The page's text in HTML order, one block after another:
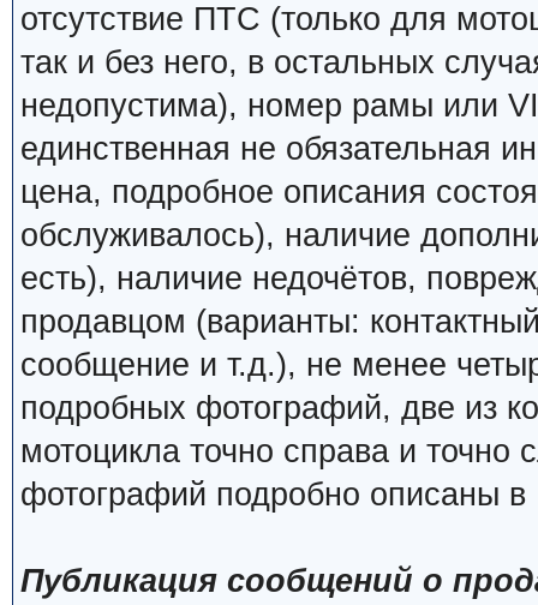
отсутствие ПТС (только для
так и без него, в остальных
недопустима), номер рамы или
единственная не обязательная
цена, подробное описания
обслуживалось), наличие
есть), наличие недочётов,
продавцом (варианты:
сообщение и т.д.), не менее
подробных фотографий, две из
мотоцикла точно справа и
фотографий подробно описаны
Публикация сообщений о